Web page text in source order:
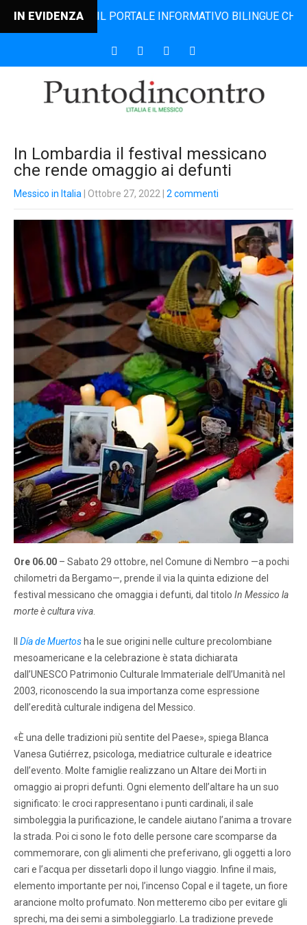
IN EVIDENZAIL PORTALE INFORMATIVO BILINGUE CHE DAL
In Lombardia il festival messicano
che rende omaggio ai defunti
Messico in Italia | Ottobre 27, 2022 2 commenti
Ore 06.00 – Sabato 29 ottobre, nel Comune di Nembro —a pochi
chilometri da Bergamo—, prende il via la quinta edizione del
festival messicano che omaggia i defunti, dal titolo In Messico la
morte è cultura viva
Día de Muertos ha le sue origini nelle culture precolombiane
mesoamericane e la celebrazione è stata dichiarata
dall’UNESCO Patrimonio Culturale Immateriale dell’Umanità nel
2003, riconoscendo la sua importanza come espressione
dell’eredità culturale indigena del Messico.
«È una delle tradizioni più sentite del Paese», spiega Blanca
Vanesa Gutiérrez, psicologa, mediatrice culturale e ideatrice
dell’evento. Molte famiglie realizzano un Altare dei Morti in
omaggio ai propri defunti. Ogni elemento dell’altare ha un suo
significato: le croci rappresentano i punti cardinali, il sale
simboleggia la purificazione, le candele aiutano l’anima a trovare
la strada. Poi ci sono le foto delle persone care scomparse da
commemorare, con gli alimenti che preferivano, gli oggetti a loro
cari e l’acqua per dissetarli dopo il lungo viaggio. Infine il mais,
elemento importante per noi, l’incenso Copal e il tagete, un fiore
arancione molto profumato. Non metteremo cibo per evitare gli
sprechi, ma dei semi a simboleggiarlo. La tradizione prevede